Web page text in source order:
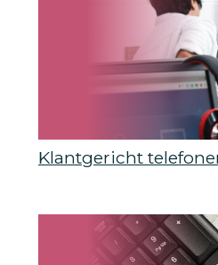
Klantgericht